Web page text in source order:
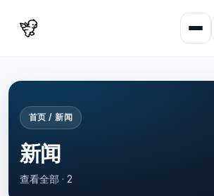
首页 / 新闻
新闻
查看全部 · 2